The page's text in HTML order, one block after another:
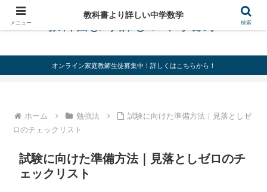
教科書より詳しい中学数学
オンライン家庭教師生徒募集中！詳しくはこちらから！
ホーム 勉強法
試験に向けた準備方法｜見落としゼ
ロのチェックリスト
試験に向けた準備方法｜見落としゼロのチ
ェックリスト
メニュー
教科書より詳しい中学数学
検索